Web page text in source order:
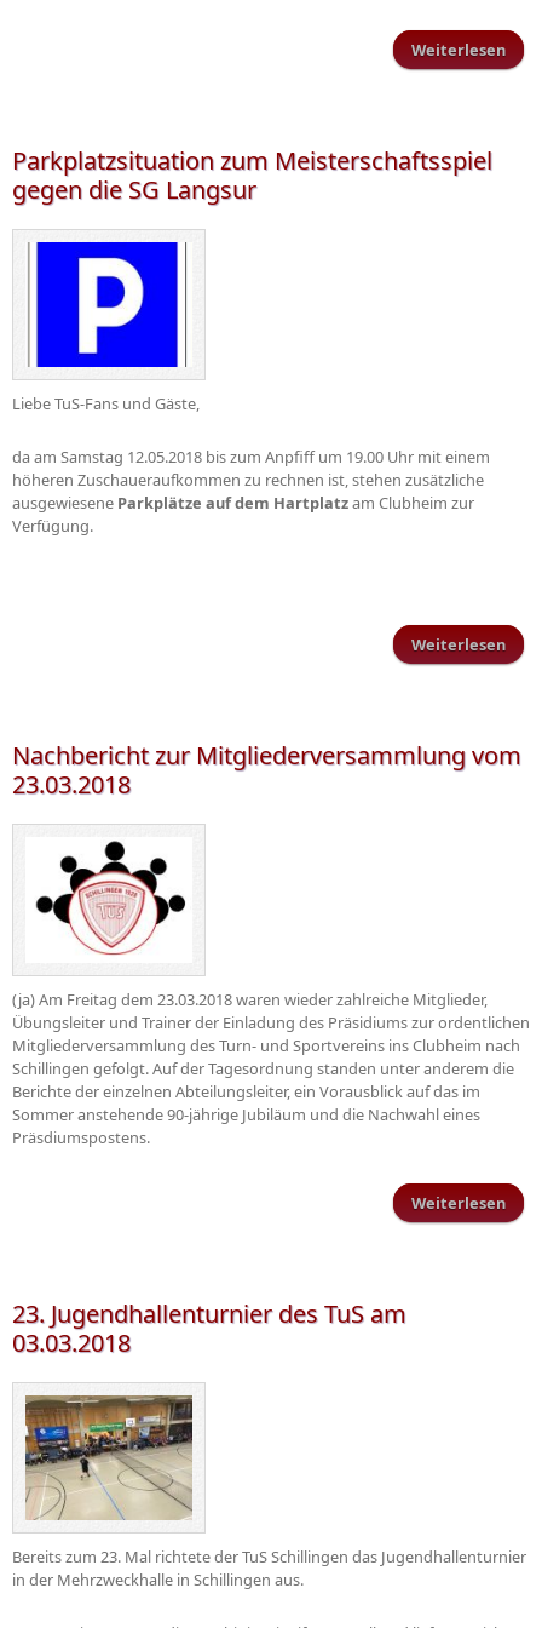
Weiterlesen
Parkplatzsituation zum Meisterschaftsspiel
gegen die SG Langsur
Liebe TuS-Fans und Gäste,
da am Samstag 12.05.2018 bis zum Anpfiff um 19.00 Uhr mit einem
höheren Zuschaueraufkommen zu rechnen ist, stehen zusätzliche
ausgewiesene Parkplätze auf dem Hartplatzam Clubheim zur
Verfügung.
Weiterlesen
Nachbericht zur Mitgliederversammlung vom
23.03.2018
(ja) Am Freitag dem 23.03.2018 waren wieder zahlreiche Mitglieder,
Übungsleiter und Trainer der Einladung des Präsidiums zur ordentlichen
Mitgliederversammlung des Turn- und Sportvereins ins Clubheim nach
Schillingen gefolgt. Auf der Tagesordnung standen unter anderem die
Berichte der einzelnen Abteilungsleiter, ein Vorausblick auf das im
Sommer anstehende 90-jährige Jubiläum und die Nachwahl eines
Präsdiumspostens.
Weiterlesen
23. Jugendhallenturnier des TuS am
03.03.2018
Bereits zum 23. Mal richtete der TuS Schillingen das Jugendhallenturnier
in der Mehrzweckhalle in Schillingen aus.